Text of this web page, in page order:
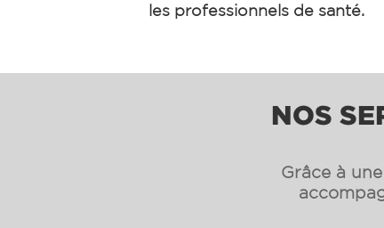
les professionnels de santé.
NOS
Grâce à